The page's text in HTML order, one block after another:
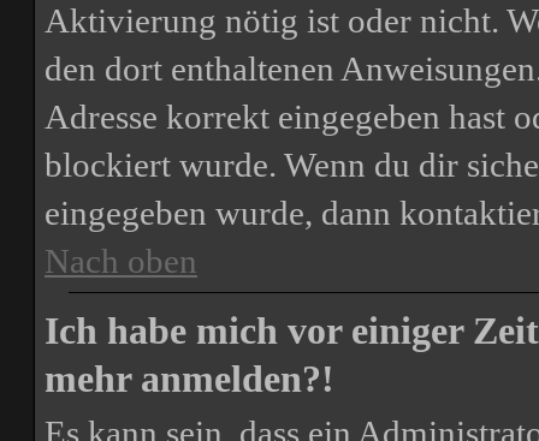
Aktivierung nötig ist oder nicht.
den dort enthaltenen
Adresse korrekt eingegeben hast
blockiert wurde. Wenn du dir
eingegeben wurde, dann
Nach oben
Ich habe mich vor einiger
mehr anmelden?!
Es kann sein, dass ein